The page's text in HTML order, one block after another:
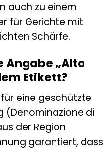
auch zu einem
für Gerichte mit
Schärfe.
Angabe „Alto
Etikett?
eine geschützte
(Denominazione di
der Region
garantiert, dass